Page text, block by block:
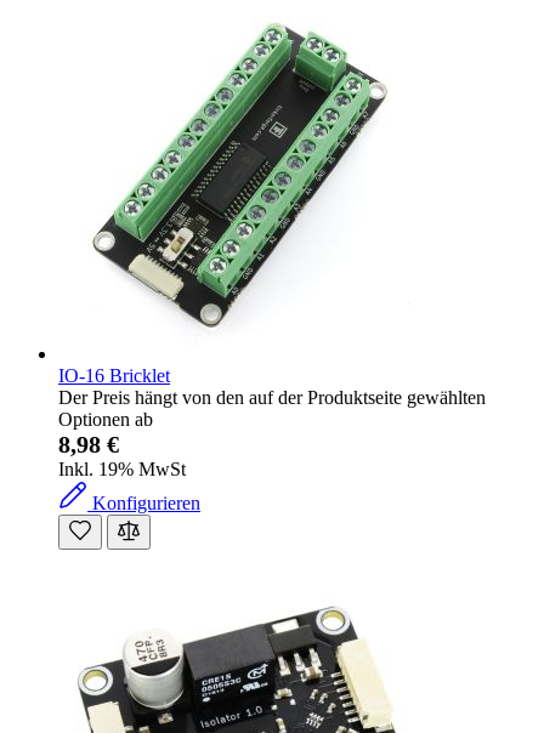
IO-16 Bricklet
Der Preis hängt von den auf der Produktseite gewählten
Optionen ab
8,98 €
Inkl. 19% MwSt
Konfigurieren